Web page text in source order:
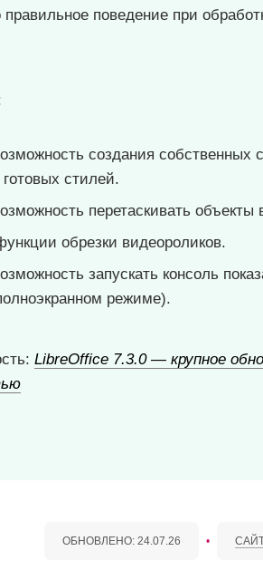
правильное поведение при
создания собственных
стилей.
перетаскивать объекты
обрезки видеороликов.
запускать консоль
режиме).
LibreOffice 7.3.0 — крупное
ОБНОВЛЕНО: 24.07.26 •